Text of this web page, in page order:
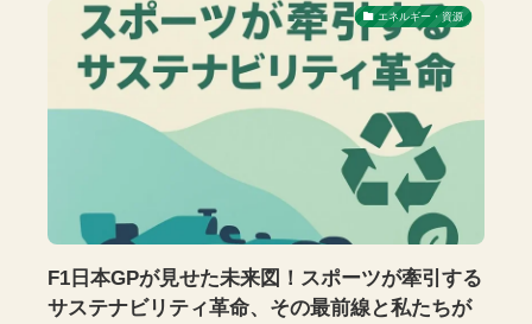
エネルギー・資源
F1日本GPが見せた未来図！スポーツが牽引する
サステナビリティ革命、その最前線と私たちが